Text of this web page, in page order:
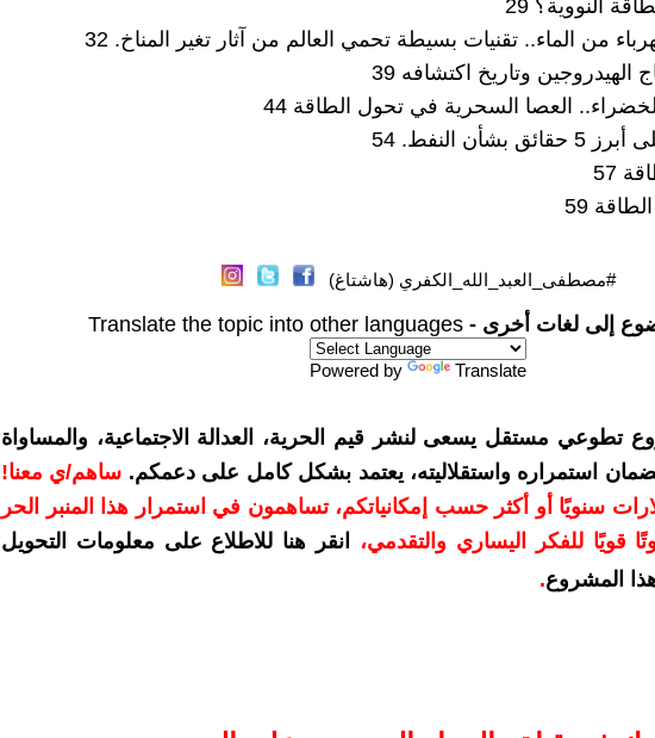
#مصطفى_العبد_الله_الكفري (هاشتاغ)
إلى لغات أخرى - Translate the topic into other languages
Powered by Translate
تطوعي مستقل يسعى لنشر قيم الحرية، العدالة الاجتماعية، والمساواة
استمراره واستقلاليته، يعتمد بشكل كامل على دعمكم. ساهم/ي معنا!
بمبلغ 10 دولارات سنويًا أو أكثر حسب إمكانياتكم، تساهمون في استمرار هذا المنبر الحر
قويًا للفكر اليساري والتقدمي،
انقر هنا للاطلاع على معلومات التحويل
المشروع.